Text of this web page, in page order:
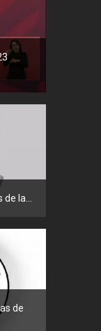
la...
de